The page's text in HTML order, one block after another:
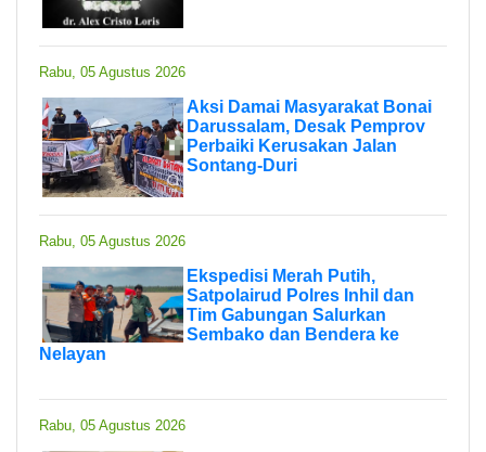
Rabu, 05 Agustus 2026
Aksi Damai Masyarakat Bonai
Darussalam, Desak Pemprov
Perbaiki Kerusakan Jalan
Sontang-Duri
Rabu, 05 Agustus 2026
Ekspedisi Merah Putih,
Satpolairud Polres Inhil dan
Tim Gabungan Salurkan
Sembako dan Bendera ke
Nelayan
Rabu, 05 Agustus 2026